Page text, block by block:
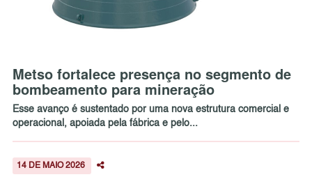
Metso fortalece presença no segmento de
bombeamento para mineração
Esse avanço é sustentado por uma nova estrutura comercial e
operacional, apoiada pela fábrica e pelo...
14 DE MAIO 2026